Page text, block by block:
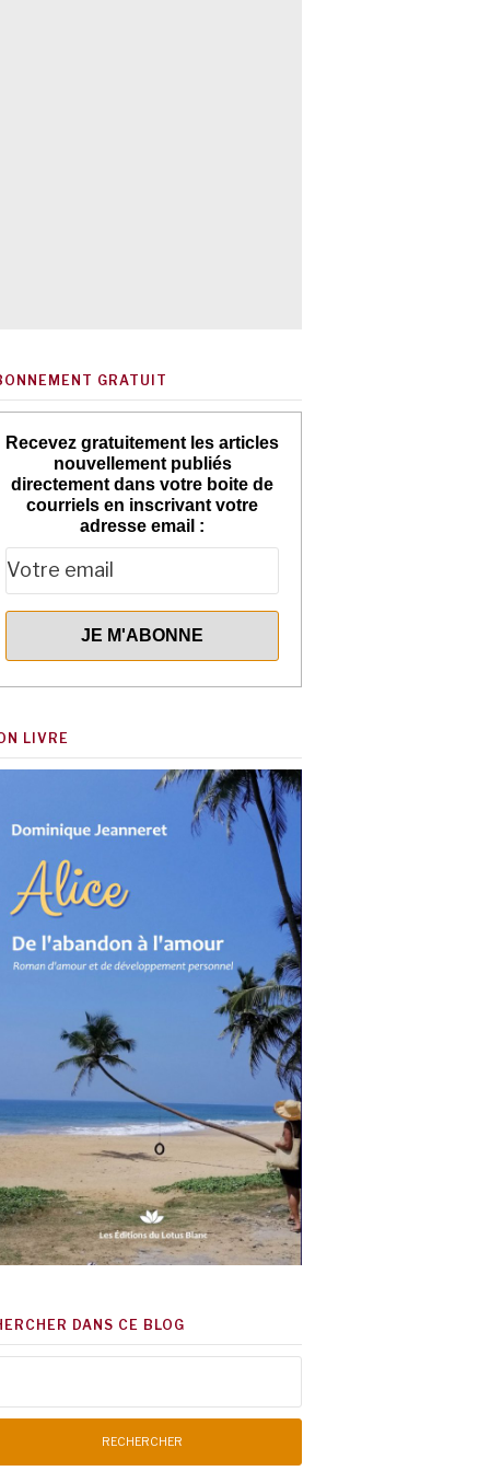
GRATUIT
Recevez gratuitement les articles
nouvellement publiés
directement dans votre boite de
courriels en inscrivant votre
adresse email :
LIVRE
DANS CE BLOG